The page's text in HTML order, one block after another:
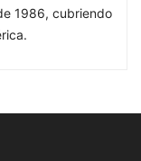
1986, cubriendo